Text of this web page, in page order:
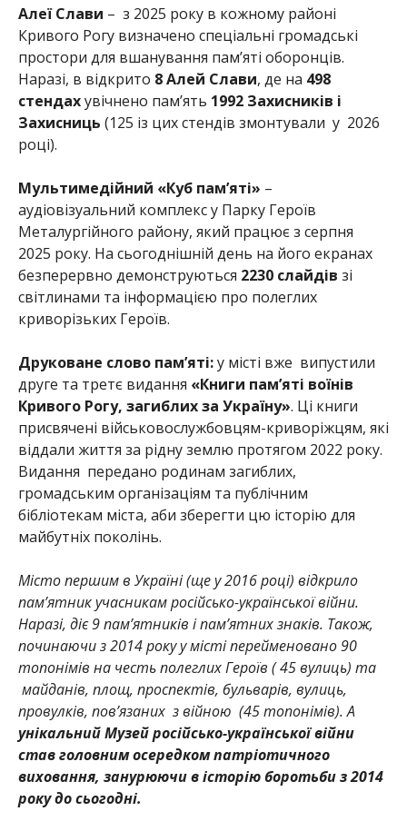
Алеї Слави – з 2025 року в кожному районі
Кривого Рогу визначено спеціальні громадські
простори для вшанування пам’яті оборонців.
Наразі, в відкрито 8 Алей Слави, де на 498
стендахувічнено пам’ять 1992 Захисників і
Захисниць (125 із цих стендів змонтували у 2026
році).
Мультимедійний «Куб пам’яті» –
аудіовізуальний комплекс у Парку Героїв
Металургійного району, який працює з серпня
2025 року. На сьогоднішній день на його екранах
безперервно демонструються 2230 слайдів зі
світлинами та інформацією про полеглих
криворізьких Героїв.
Друковане слово пам’яті:у місті вже випустили
друге та третє видання «Книги пам’яті воїнів
Кривого Рогу, загиблих за Україну». Ці книги
присвячені військовослужбовцям-криворіжцям, які
віддали життя за рідну землю протягом 2022 року.
Видання передано родинам загиблих,
громадським організаціям та публічним
бібліотекам міста, аби зберегти цю історію для
майбутніх поколінь.
Місто першим в Україні (ще у 2016 році) відкрило
пам’ятник учасникам російсько-українськоївійни.
Наразі, діє 9 пам’ятників і пам’ятних знаків. Також,
починаючи з 2014 року у місті перейменовано 90
топонімів на честь полеглих Героїв ( 45 вулиць) та
майданів, площ, проспектів, бульварів, вулиць,
провулків, пов’язаних з війною (45 топонімів). А
унікальний Музей російсько-української війни
став головним осередком патріотичного
виховання, занурюючи в історію боротьби з 2014
року до сьогодні.